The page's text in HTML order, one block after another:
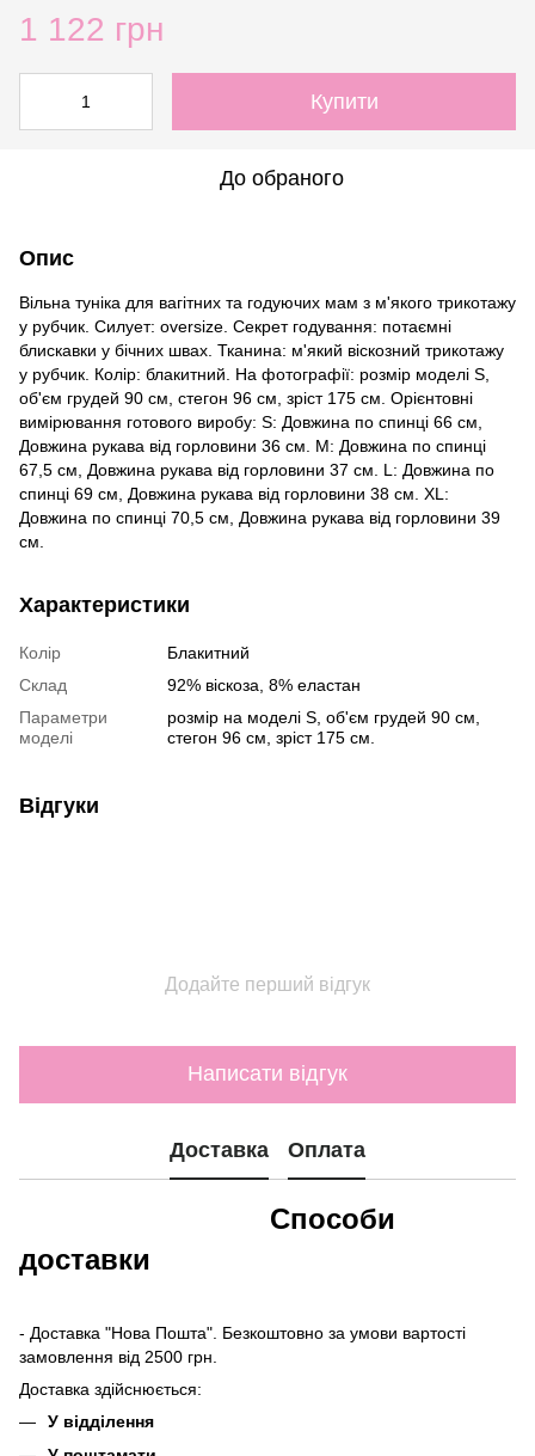
1 122 грн
Купити
До обраного
Опис
Вільна туніка для вагітних та годуючих мам з м'якого трикотажу
у рубчик. Силует: oversize. Секрет годування: потаємні
блискавки у бічних швах. Тканина: м'який віскозний трикотажу
у рубчик. Колір: блакитний. На фотографії: розмір моделі S,
об'єм грудей 90 см, стегон 96 см, зріст 175 см. Орієнтовні
вимірювання готового виробу: S: Довжина по спинці 66 см,
Довжина рукава від горловини 36 см. M: Довжина по спинці
67,5 см, Довжина рукава від горловини 37 см. L: Довжина по
спинці 69 см, Довжина рукава від горловини 38 см. ХL:
Довжина по спинці 70,5 см, Довжина рукава від горловини 39
см.
Характеристики
Колір
Блакитний
Склад
92% віскоза, 8% еластан
Параметри
моделі
розмір на моделі S, об'єм грудей 90 см,
стегон 96 см, зріст 175 см.
Відгуки
Додайте перший відгук
Написати відгук
Доставка Оплата
Способи
доставки
- Доставка "Нова Пошта". Безкоштовно за умови вартості
замовлення від 2500 грн.
Доставка здійснюється:
У відділення